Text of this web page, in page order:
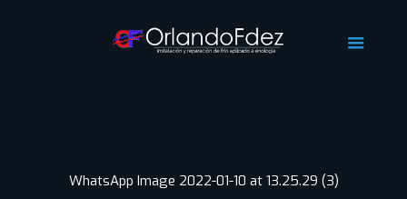
WhatsApp Image 2022-01-10 at 13.25.29 (3)